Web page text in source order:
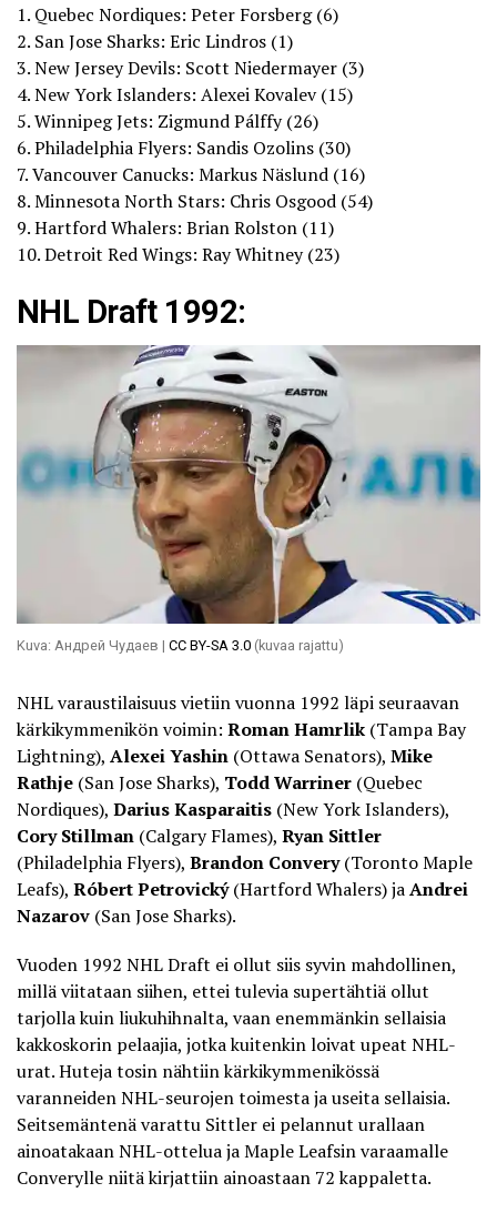
1. Quebec Nordiques: Peter Forsberg (6)
2. San Jose Sharks: Eric Lindros (1)
3. New Jersey Devils: Scott Niedermayer (3)
4. New York Islanders: Alexei Kovalev (15)
5. Winnipeg Jets: Zigmund Pálffy (26)
6. Philadelphia Flyers: Sandis Ozolins (30)
7. Vancouver Canucks: Markus Näslund (16)
8. Minnesota North Stars: Chris Osgood (54)
9. Hartford Whalers: Brian Rolston (11)
10. Detroit Red Wings: Ray Whitney (23)
NHL Draft 1992:
Kuva: Андрей Чудаев | CC BY-SA 3.0 (kuvaa rajattu)
NHL varaustilaisuus vietiin vuonna 1992 läpi seuraavan
kärkikymmenikön voimin: Roman Hamrlik (Tampa Bay
Lightning), Alexei Yashin (Ottawa Senators), Mike
Rathje (San Jose Sharks), Todd Warriner (Quebec
Nordiques), Darius Kasparaitis (New York Islanders),
Cory Stillman (Calgary Flames), Ryan Sittler
(Philadelphia Flyers), Brandon Convery(Toronto Maple
Leafs), Róbert Petrovický(Hartford Whalers) jaAndrei
Nazarov (San Jose Sharks).
Vuoden 1992 NHL Draft ei ollut siis syvin mahdollinen,
millä viitataan siihen, ettei tulevia supertähtiä ollut
tarjolla kuin liukuhihnalta, vaan enemmänkin sellaisia
kakkoskorin pelaajia, jotka kuitenkin loivat upeat NHL-
urat. Huteja tosin nähtiin kärkikymmenikössä
varanneiden NHL-seurojen toimesta ja useita sellaisia.
Seitsemäntenä varattu Sittler ei pelannut urallaan
ainoatakaan NHL-ottelua ja Maple Leafsin varaamalle
Converylle niitä kirjattiin ainoastaan 72 kappaletta.